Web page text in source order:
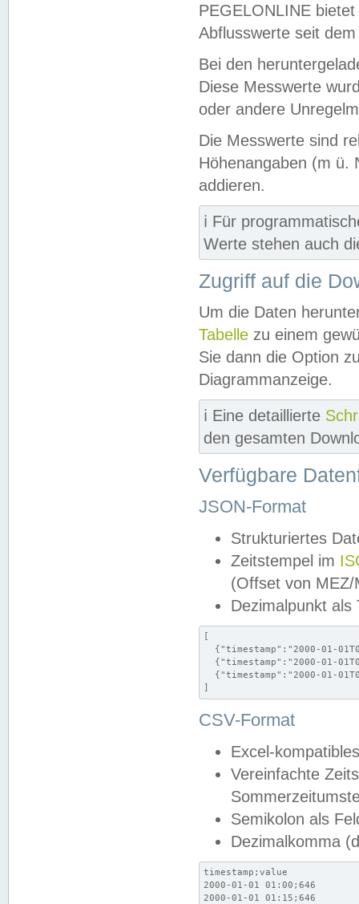
PEGELONLINE
Abflusswerte seit
Bei den
Diese Messwerte
oder andere
Die Messwerte sind
Höhenangaben (m ü.
addieren.
ℹ️ Für
Werte stehen auch
Zugriff auf die
Um die Daten
Tabelle zu einem
Sie dann die Option
Diagrammanzeige.
ℹ️ Eine detaillierte
den gesamten
Verfügbare
JSON-Format
Strukturiertes
Zeitstempel im
(Offset von MEZ/
Dezimalpunkt als
[
{"timestamp":"2000-01-
{"timestamp":"2000-01-
{"timestamp":"2000-01-
]
CSV-Format
Excel-
Vereinfachte
Semikolon als
Dezimalkomma
timestamp;value
2000-01-01 01:00;646
2000-01-01 01:15;646